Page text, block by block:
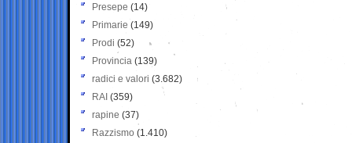
Presepe (14)
Primarie (149)
Prodi (52)
Provincia (139)
radici e valori (3.682)
RAI (359)
rapine (37)
Razzismo (1.410)